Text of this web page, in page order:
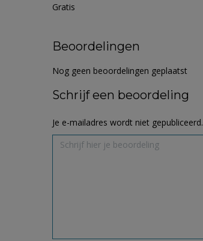
Gratis
Beoordelingen
Nog geen beoordelingen geplaatst
Schrijf een beoordeling
Je e-mailadres wordt niet gepubliceerd.